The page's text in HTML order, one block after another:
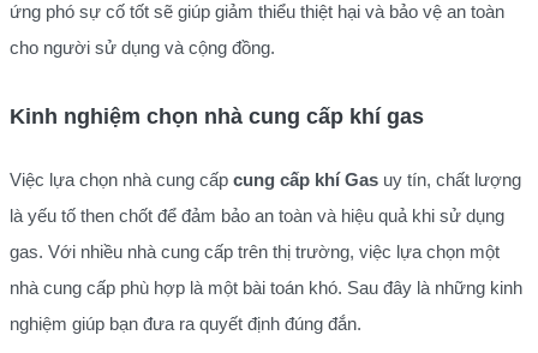
ứng phó sự cố tốt sẽ giúp giảm thiểu thiệt hại và bảo vệ an toàn
cho người sử dụng và cộng đồng.
Kinh nghiệm chọn nhà cung cấp khí gas
Việc lựa chọn nhà cung cấp cung cấp khí Gas uy tín, chất lượng
là yếu tố then chốt để đảm bảo an toàn và hiệu quả khi sử dụng
gas. Với nhiều nhà cung cấp trên thị trường, việc lựa chọn một
nhà cung cấp phù hợp là một bài toán khó. Sau đây là những kinh
nghiệm giúp bạn đưa ra quyết định đúng đắn.